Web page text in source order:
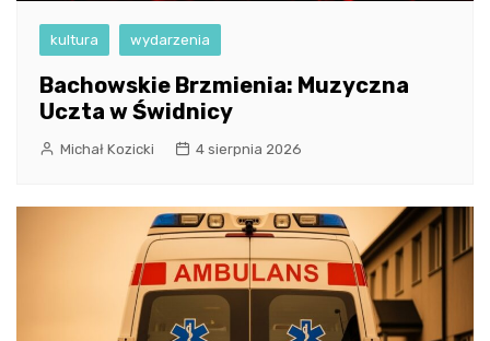
kultura wydarzenia
Bachowskie Brzmienia: Muzyczna
Uczta w Świdnicy
Michał Kozicki 4 sierpnia 2026